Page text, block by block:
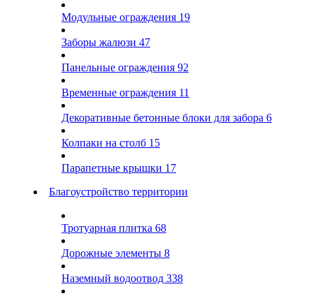
Модульные ограждения 19
Заборы жалюзи 47
Панельные ограждения 92
Временные ограждения 11
Декоративные бетонные блоки для забора 6
Колпаки на столб 15
Парапетные крышки 17
Благоустройство территории
Тротуарная плитка 68
Дорожные элементы 8
Наземный водоотвод 338